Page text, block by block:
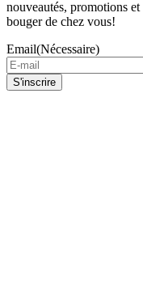
nouveautés, promotions
bouger de chez vous!
Email(Nécessaire)